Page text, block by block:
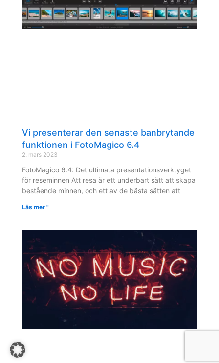
Vi presenterar den senaste banbrytande
funktionen i FotoMagico 6.4
2. mars 2023
FotoMagico 6.4: Det ultimata presentationsverktyget
för reseminnen Att resa är ett underbart sätt att skapa
bestående minnen, och ett av de bästa sätten att
Läs mer "